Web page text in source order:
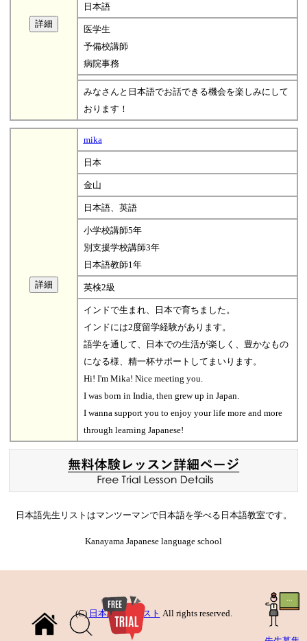
日本語
医学生
予備校講師
病院事務
みなさんと日本語でお話できる機会を楽しみにして
おります！
mika
日本
金山
日本語、英語
小学校講師5年
別支援学校講師3年
日本語教師1年
英検2級
インドで生まれ、日本で育ちました。
インドには2度留学経験があります。
語学を通して、日本での生活が楽しく、豊かなもの
になる様、精一杯サポートしてまいります。
Hi! I'm Mika! Nice meeting you.
I was born in India, then grew up in Japan.
I wanna support you to enjoy your life more and more
through learning Japanese!
日本語先生リストはマンツーマンで日本語を学べる日本語教室です。
Kanayama Japanese language school
(C) 日本語先生リスト All rights reserved.